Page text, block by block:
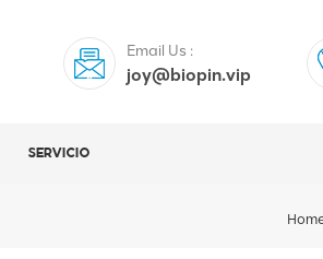
Email Us :
joy@biopin.vip
SERVICIO